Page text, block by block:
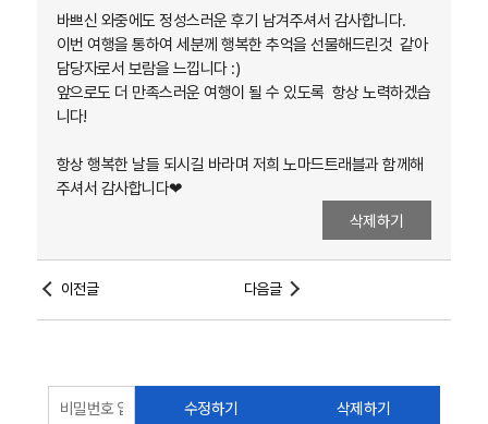
바쁘신 와중에도 정성스러운 후기 남겨주셔서 감사합니다.
이번 여행을 통하여 세분께 행복한 추억을 선물해드린것 같아
담당자로서 보람을 느낍니다 :)
앞으로도 더 만족스러운 여행이 될 수 있도록 항상 노력하겠습
니다!
항상 행복한 날들 되시길 바라며 저희 노마드트래블과 함께해
주셔서 감사합니다❤
삭제하기
이전글 다음글
수정하기
삭제하기